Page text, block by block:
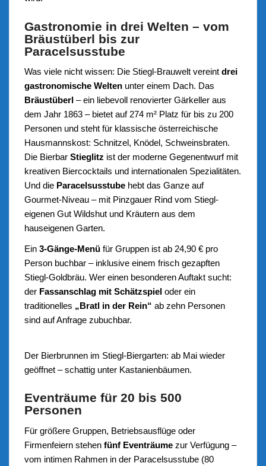
Gastronomie in drei Welten – vom
Bräustüberl bis zur
Paracelsusstube
Was viele nicht wissen: Die Stiegl-Brauwelt vereint drei
gastronomische Weltenunter einem Dach. Das
Bräustüberl– ein liebevoll renovierter Gärkeller aus
dem Jahr 1863 – bietet auf 274 m² Platz für bis zu 200
Personen und steht für klassische österreichische
Hausmannskost: Schnitzel, Knödel, Schweinsbraten.
Die Bierbar Stieglitz ist der moderne Gegenentwurf mit
kreativen Biercocktails und internationalen Spezialitäten.
Und die Paracelsusstubehebt das Ganze auf
Gourmet-Niveau – mit Pinzgauer Rind vom Stiegl-
eigenen Gut Wildshut und Kräutern aus dem
hauseigenen Garten.
Ein 3-Gänge-Menüfür Gruppen ist ab 24,90 € pro
Person buchbar – inklusive einem frisch gezapften
Stiegl-Goldbräu. Wer einen besonderen Auftakt sucht:
der Fassanschlag mit Schätzspieloder ein
traditionelles „Bratl in der Rein“ ab zehn Personen
sind auf Anfrage zubuchbar.
Der Bierbrunnen im Stiegl-Biergarten: ab Mai wieder
geöffnet – schattig unter Kastanienbäumen.
Eventräume für 20 bis 500
Personen
Für größere Gruppen, Betriebsausflüge oder
Firmenfeiern stehen fünf Eventräumezur Verfügung –
vom intimen Rahmen in der Paracelsusstube (80